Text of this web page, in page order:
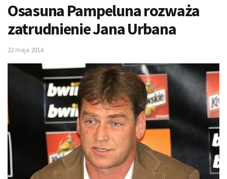
Osasuna Pampeluna rozważa
zatrudnienie Jana Urbana
22 maja 2014